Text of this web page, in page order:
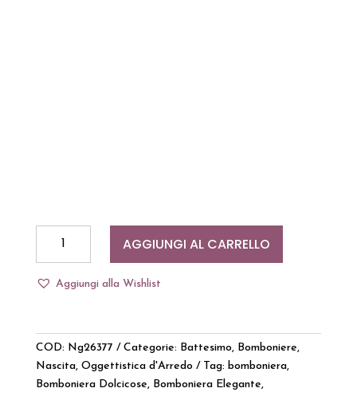
Battesimo
Calendario
quantità
AGGIUNGI AL CARRELLO
Aggiungi alla Wishlist
COD: Ng26377 Categorie: Battesimo, Bomboniere,
Nascita, Oggettistica d'Arredo Tag: bomboniera,
Bomboniera Dolcicose, Bomboniera Elegante,